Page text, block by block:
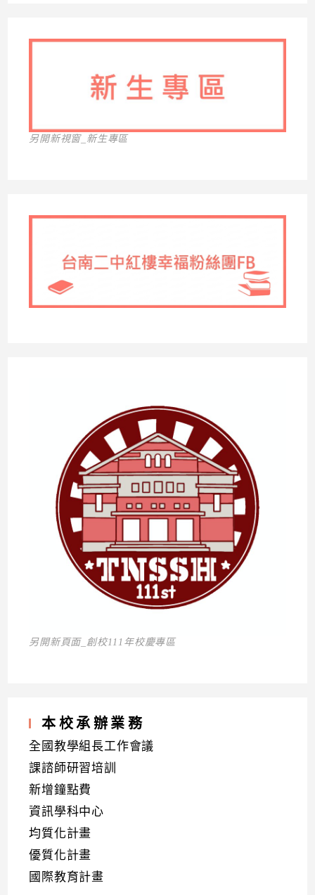
另開新視窗_新生專區
另開新頁面_創校111年校慶專區
本校承辦業務
全國教學組長工作會議
課諮師研習培訓
新增鐘點費
資訊學科中心
均質化計畫
優質化計畫
國際教育計畫